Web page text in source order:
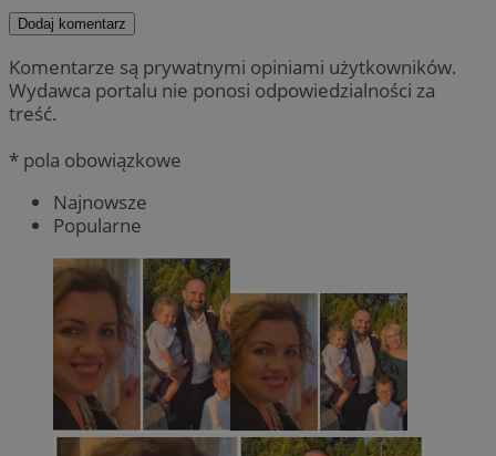
Dodaj komentarz
Komentarze są prywatnymi opiniami użytkowników.
Wydawca portalu nie ponosi odpowiedzialności za
treść.
* pola obowiązkowe
Najnowsze
Popularne